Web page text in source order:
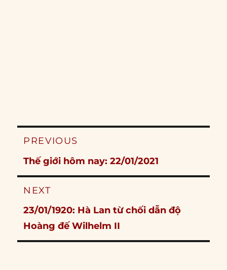
Post
PREVIOUS
Previous
post:
Thế giới hôm nay: 22/01/2021
NEXT
Next
post:
23/01/1920: Hà Lan từ chối dẫn độ
Hoàng đế Wilhelm II